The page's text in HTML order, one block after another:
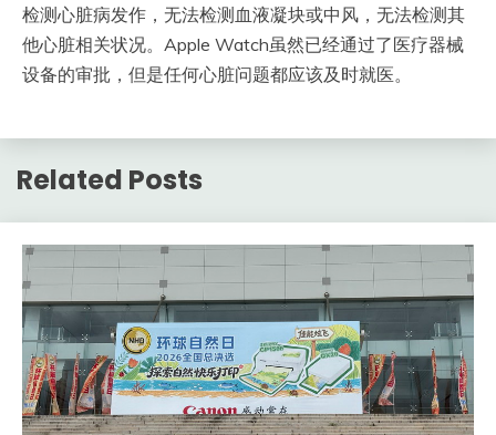
检测心脏病发作，无法检测血液凝块或中风，无法检测其
他心脏相关状况。Apple Watch虽然已经通过了医疗器械
设备的审批，但是任何心脏问题都应该及时就医。
Related Posts